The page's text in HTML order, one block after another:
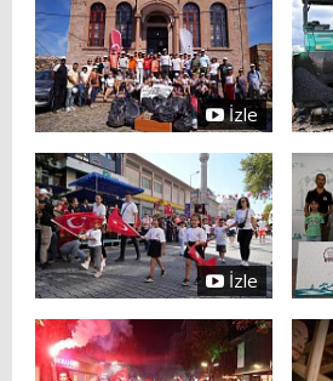
İzle
İzle